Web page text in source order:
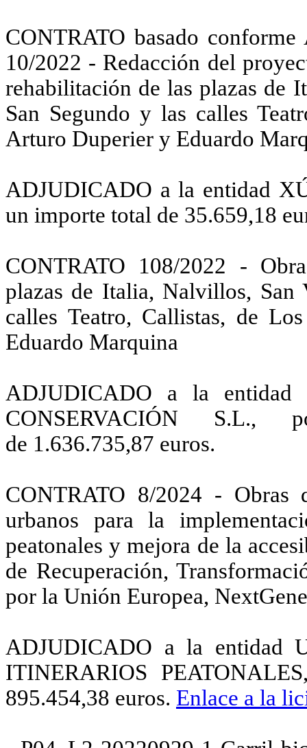
CONTRATO basado
10/2022 - Redacción del
rehabilitación de las plazas de
San Segundo y las calles
Arturo Duperier y Eduardo
ADJUDICADO a la entidad
un importe total de 35.659,18
CONTRATO 108/2022 -
plazas de Italia, Nalvillos, San
calles Teatro, Callistas, de
Eduardo Marquina
ADJUDICADO a la entidad
CONSERVACIÓN
de 1.636.735,87 euros.
CONTRATO 8/2024 - Obras
urbanos para la
peatonales y mejora de la
de Recuperación,
por la Unión Europea,
ADJUDICADO a la entidad
ITINERARIOS
895.454,38 euros. Enlace a la